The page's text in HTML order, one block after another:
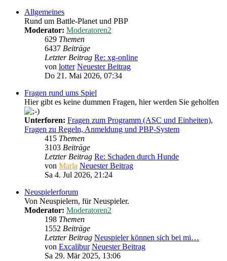
Allgemeines
Rund um Battle-Planet und PBP
Moderator: Moderatoren2
629 Themen
6437 Beiträge
Letzter Beitrag Re: xg-online
von lotter Neuester Beitrag
Do 21. Mai 2026, 07:34
Fragen rund ums Spiel
Hier gibt es keine dummen Fragen, hier werden Sie geholfen
Unterforen: Fragen zum Programm (ASC und Einheiten),
Fragen zu Regeln, Anmeldung und PBP-System
415 Themen
3103 Beiträge
Letzter Beitrag Re: Schaden durch Hunde
von Marla Neuester Beitrag
Sa 4. Jul 2026, 21:24
Neuspielerforum
Von Neuspielern, für Neuspieler.
Moderator: Moderatoren2
198 Themen
1552 Beiträge
Letzter Beitrag Neuspieler können sich bei mi…
von Excalibur Neuester Beitrag
Sa 29. Mär 2025, 13:06